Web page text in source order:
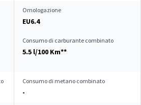
Omologazione
EU6.4
Consumo di carburante combinato
5.5 l/100 Km**
Consumo di metano combinato
-